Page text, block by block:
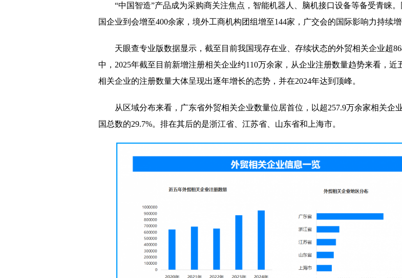
“中国智造”产品成为采购商关注焦点，智能机器人、脑机接口设备等备受青睐
国企业到会增至400余家，境外工商机构团组增至144家，广交会的国际影响力持续增
天眼查专业版数据显示，截至目前我国现存在业、存续状态的外贸相关企业超
中，2025年截至目前新增注册相关企业约110万余家，从企业注册数量趋势来看，近
相关企业的注册数量大体呈现出逐年增长的态势，并在2024年达到顶峰。
从区域分布来看，广东省外贸相关企业数量位居首位，以超257.9万余家相关企
国总数的29.7%。排在其后的是浙江省、江苏省、山东省和上海市。